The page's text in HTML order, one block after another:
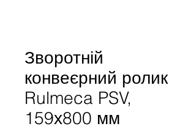
Зворотній
конвеєрний ролик
Rulmeca PSV,
159х800 мм